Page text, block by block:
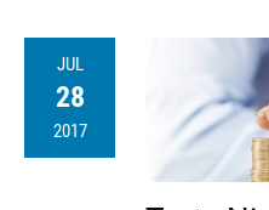
JUL
28
2017